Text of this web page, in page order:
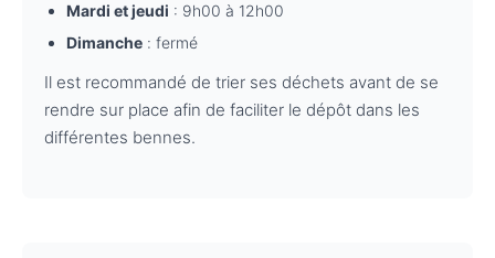
Mardi et jeudi : 9h00 à 12h00
Dimanche : fermé
Il est recommandé de trier ses déchets avant de se
rendre sur place afin de faciliter le dépôt dans les
différentes bennes.